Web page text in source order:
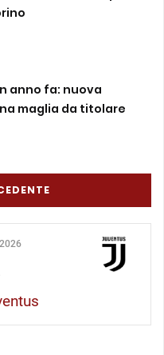
anno fa: nuova
maglia da titolare